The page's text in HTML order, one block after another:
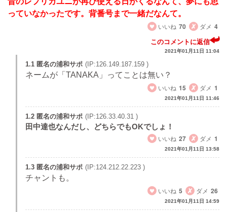
っていなかったです。背番号まで一緒だなんて。
いいね 70 ダメ 4
このコメントに返信
2021年01月11日 11:04
1.1 匿名の浦和サポ (IP:126.149.187.159 )
ネームが「TANAKA」ってことは無い？
いいね 15 ダメ 1
2021年01月11日 11:46
1.2 匿名の浦和サポ (IP:126.33.40.31 )
田中達也なんだし、どちらでもOKでしょ！
いいね 27 ダメ 1
2021年01月11日 13:58
1.3 匿名の浦和サポ (IP:124.212.22.223 )
チャントも。
いいね 5 ダメ 26
2021年01月11日 14:59